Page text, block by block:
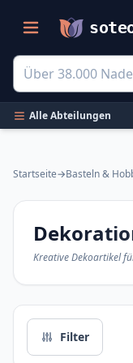
Alle Abteilungen
Filtrare și catalog
Startseite→Basteln &
Kreative Dekoartikel
Filter